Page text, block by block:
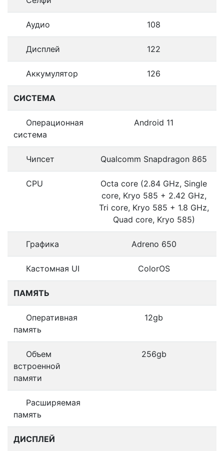
Аудио 108
Дисплей 122
Аккумулятор 126
СИСТЕМА
Операционная
система
Android 11
Чипсет Qualcomm Snapdragon 865
CPU
Octa core (2.84 GHz, Single
core, Kryo 585 + 2.42 GHz,
Tri core, Kryo 585 + 1.8 GHz,
Quad core, Kryo 585)
Графика Adreno 650
Кастомная UI ColorOS
ПАМЯТЬ
Оперативная
память
12gb
Объем
встроенной
памяти
256gb
Расширяемая
память
ДИСПЛЕЙ